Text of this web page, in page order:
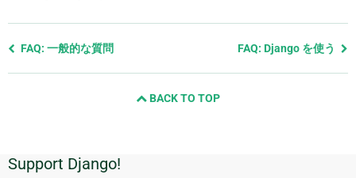
前
の
FAQ: 一般的な質問 FAQ: Django を使う
BACK TO TOP
追
Support Django!